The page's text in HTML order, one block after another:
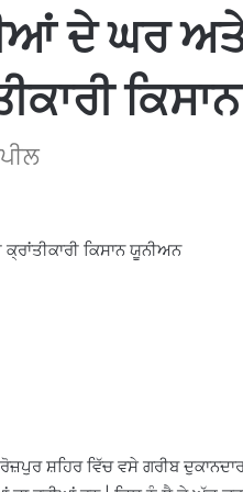
ਦੇ ਘਰ
ਕਿਸਾਨ ਯੂਨੀਅਨ
ਸ਼ਹਿਰ ਵਿੱਚ ਵਸੇ ਗਰੀਬ